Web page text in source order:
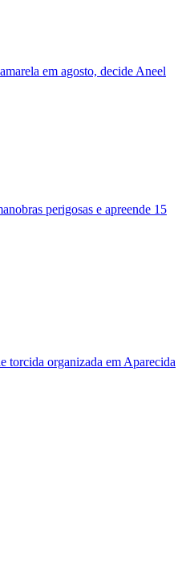
em agosto, decide Aneel
perigosas e apreende 15
torcida organizada em Aparecida